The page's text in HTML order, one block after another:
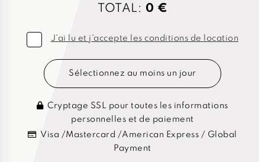
TOTAL: 0 €
J'ai lu et j'accepte les conditions de location
Sélectionnez au moins un jour
Cryptage SSL pour toutes les informations
personnelles et de paiement
Visa /Mastercard /American Express / Global
Payment